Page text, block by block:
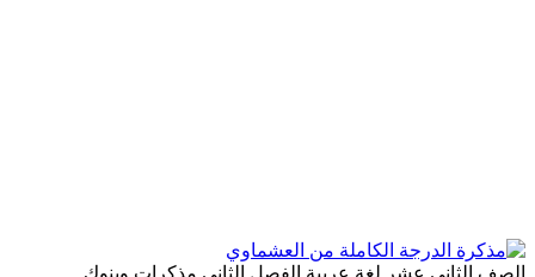
الصف الثاني عشر لغة عربية الفصل الثاني مذكرات وبنوك